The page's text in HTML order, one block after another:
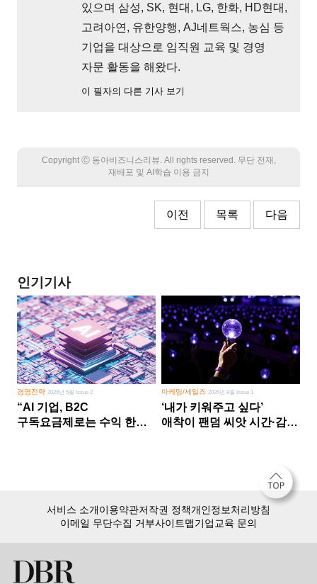
있으며 삼성, SK, 현대, LG, 한화, HD현대,
고려아연, 유한양행, AJ네트웍스, 농심 등
기업을 대상으로 임직원 교육 및 경영
자문 활동을 해왔다.
이 필자의 다른 기사 보기
Copyright Ⓒ 동아비즈니스리뷰. All rights reserved. 무단 전재,
재배포 및 AI학습 이용 금지
이전 목록 다음
인기기사
경영전략 2026년 5월 Issue 2
“AI 기업, B2C
구독요금제로는 수익 한계
마케팅/세일즈 2026년 8월 Issue 1
‘내가 키워주고 싶다’
애착이 팬덤 씨앗 시간·감정
서비스 소개이용약관저작권 정책개인정보처리방침
이메일 무단수집 거부사이트맵기업교육 문의